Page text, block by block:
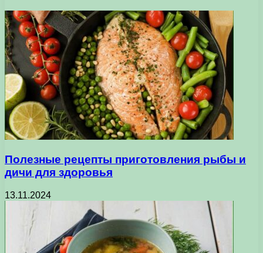
Полезные рецепты приготовления рыбы и
дичи для здоровья
13.11.2024